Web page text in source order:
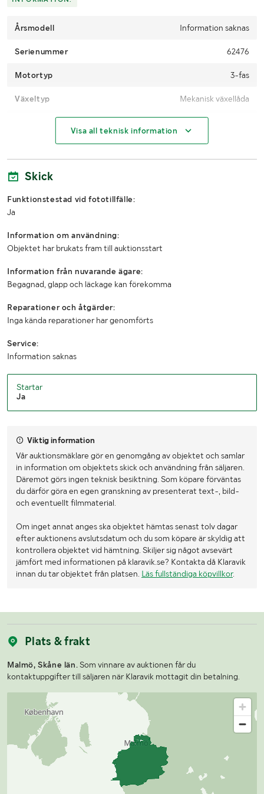
Årsmodell Information saknas
Serienummer 62476
Motortyp 3-fas
Växeltyp Mekanisk växellåda
Längd (mm)
Bredd (mm)
Visa all teknisk information
Skick
Funktionstestad vid fototillfälle:
Ja
Information om användning:
Objektet har brukats fram till auktionsstart
Information från nuvarande ägare:
Begagnad, glapp och läckage kan förekomma
Reparationer och åtgärder:
Inga kända reparationer har genomförts
Service:
Information saknas
Startar
Ja
Viktig information
Vår auktionsmäklare gör en genomgång av objektet och samlar
in information om objektets skick och användning från säljaren.
Däremot görs ingen teknisk besiktning. Som köpare förväntas
du därför göra en egen granskning av presenterat text-, bild-
och eventuellt filmmaterial.
Om inget annat anges ska objektet hämtas senast tolv dagar
efter auktionens avslutsdatum och du som köpare är skyldig att
kontrollera objektet vid hämtning. Skiljer sig något avsevärt
jämfört med informationen på klaravik.se? Kontakta då Klaravik
innan du tar objektet från platsen. Läs fullständiga köpvillkor.
Plats & frakt
Malmö, Skåne län. Som vinnare av auktionen får du
kontaktuppgifter till säljaren när Klaravik mottagit din betalning.